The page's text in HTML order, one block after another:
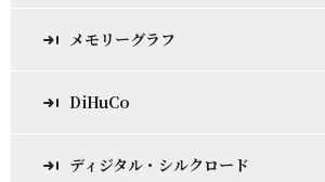
メモリーグラフ
DiHuCo
ディジタル・シルクロード